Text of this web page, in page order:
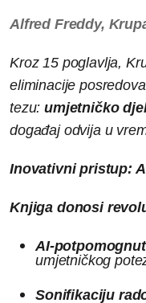
Alfred Freddy,
Kroz 15 poglavlja,
eliminacije
tezu:umjetničko
događaj odvija u
Inovativni pristup:
Knjiga donosi
AI-
umjetničkog
Sonifikaciju